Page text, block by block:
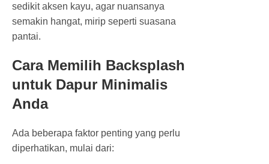
sedikit aksen kayu, agar nuansanya
semakin hangat, mirip seperti suasana
pantai.
Cara Memilih Backsplash
untuk Dapur Minimalis
Anda
Ada beberapa faktor penting yang perlu
diperhatikan, mulai dari: